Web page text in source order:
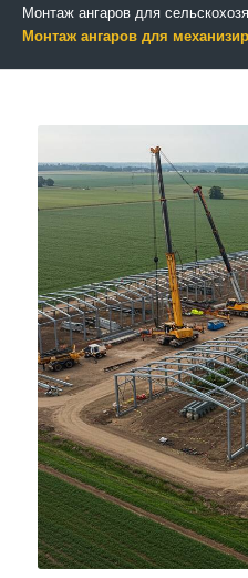
Монтаж ангаров для
Монтаж ангаров для